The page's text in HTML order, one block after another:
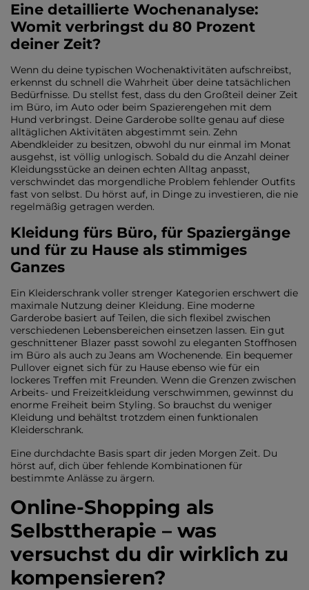
Eine detaillierte Wochenanalyse:
Womit verbringst du 80 Prozent
deiner Zeit?
Wenn du deine typischen Wochenaktivitäten aufschreibst,
erkennst du schnell die Wahrheit über deine tatsächlichen
Bedürfnisse. Du stellst fest, dass du den Großteil deiner Zeit
im Büro, im Auto oder beim Spazierengehen mit dem
Hund verbringst. Deine Garderobe sollte genau auf diese
alltäglichen Aktivitäten abgestimmt sein. Zehn
Abendkleider zu besitzen, obwohl du nur einmal im Monat
ausgehst, ist völlig unlogisch. Sobald du die Anzahl deiner
Kleidungsstücke an deinen echten Alltag anpasst,
verschwindet das morgendliche Problem fehlender Outfits
fast von selbst. Du hörst auf, in Dinge zu investieren, die nie
regelmäßig getragen werden.
Kleidung fürs Büro, für Spaziergänge
und für zu Hause als stimmiges
Ganzes
Ein Kleiderschrank voller strenger Kategorien erschwert die
maximale Nutzung deiner Kleidung. Eine moderne
Garderobe basiert auf Teilen, die sich flexibel zwischen
verschiedenen Lebensbereichen einsetzen lassen. Ein gut
geschnittener Blazer passt sowohl zu eleganten Stoffhosen
im Büro als auch zu Jeans am Wochenende. Ein bequemer
Pullover eignet sich für zu Hause ebenso wie für ein
lockeres Treffen mit Freunden. Wenn die Grenzen zwischen
Arbeits- und Freizeitkleidung verschwimmen, gewinnst du
enorme Freiheit beim Styling. So brauchst du weniger
Kleidung und behältst trotzdem einen funktionalen
Kleiderschrank.
Eine durchdachte Basis spart dir jeden Morgen Zeit. Du
hörst auf, dich über fehlende Kombinationen für
bestimmte Anlässe zu ärgern.
Online-Shopping als
Selbsttherapie – was
versuchst du dir wirklich zu
kompensieren?